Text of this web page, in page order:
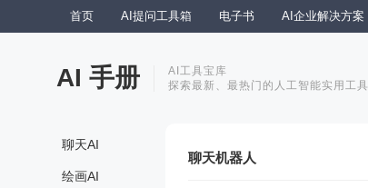
首页 AI提问工具箱 电子书 AI企业解决方案
AI 手册
AI工具宝库
探索最新、最热门的人工智能实用工具
聊天AI
绘画AI
聊天机器人